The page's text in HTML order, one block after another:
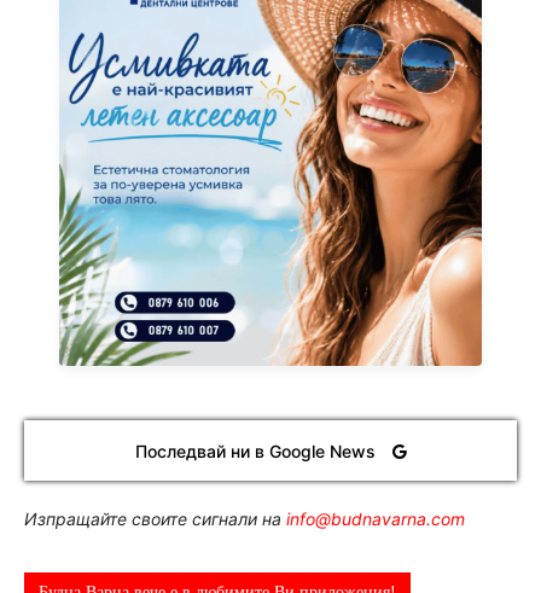
Последвай ни в Google News
Изпращайте своите сигнали на info@budnavarna.com